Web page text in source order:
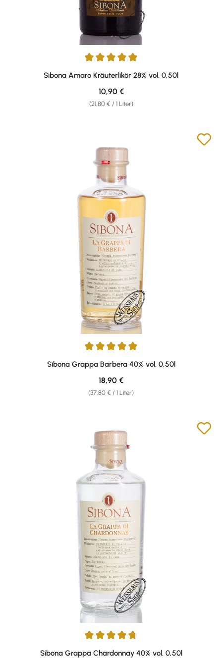
Durchschnittliche Bewertung von 5 von 5 Sternen
Sibona Amaro Kräuterlikör 28% vol. 0,50l
(21,80 € / 1 Liter)
Regulärer Preis:
10,90 €
Durchschnittliche Bewertung von 5 von 5 Sternen
Sibona Grappa Barbera 40% vol. 0,50l
(37,80 € / 1 Liter)
Regulärer Preis:
18,90 €
Durchschnittliche Bewertung von 4.75 von 5 Sternen
Sibona Grappa Chardonnay 40% vol. 0,50l